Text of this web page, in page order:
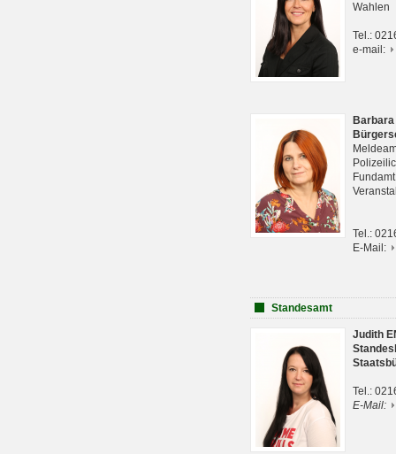
Wahlen
Tel.:
e-mail:
Tel.:
E-Mail:
Standesamt
Judith
Tel.:
E-Mail: